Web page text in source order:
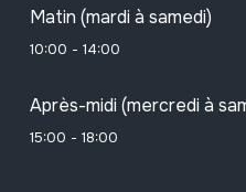
Matin (mardi à samedi)
10:00 - 14:00
Après-midi (mercredi à
15:00 - 18:00